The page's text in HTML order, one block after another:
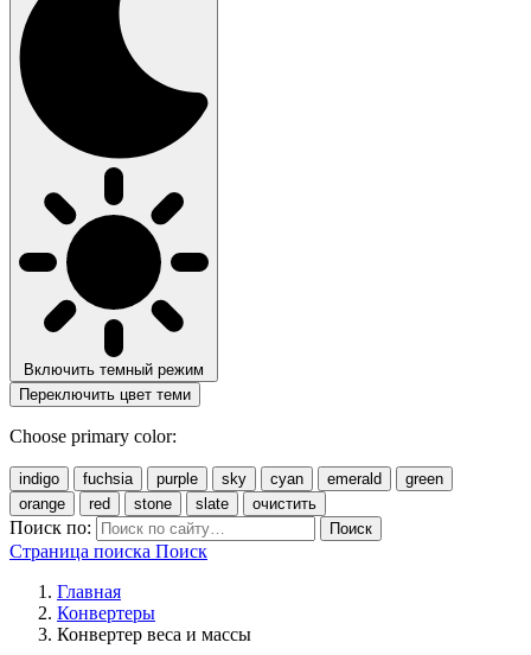
Включить темный режим
Переключить цвет теми
Choose primary color:
indigo fuchsia purple sky cyan emerald
green
orange
red stone slate очистить
Поиск по: Поиск
Страница поиска Поиск
Главная
Конвертеры
Конвертер веса и массы